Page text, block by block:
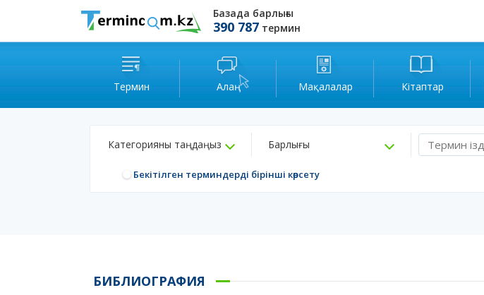
Базада барлығы
390 787 термин
Термин Алаң Мақалалар Кітаптар
Категорияны таңдаңыз Барлығы
Бекітілген терминдерді бірінші көрсету
БИБЛИОГРАФИЯ